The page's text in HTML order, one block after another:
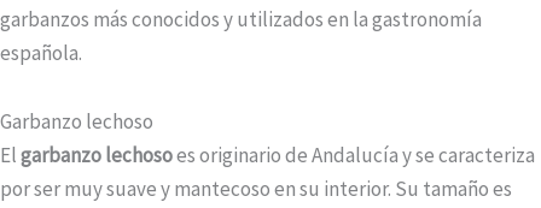
garbanzos más conocidos y utilizados en la gastronomía
española.
Garbanzo lechoso
Elgarbanzo lechosoes originario de Andalucía y se caracteriza
por ser muy suave y mantecoso en su interior. Su tamaño es